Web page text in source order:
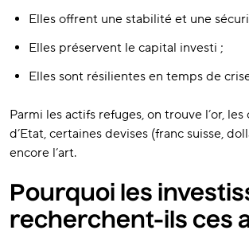
Elles offrent une stabilité et une
Elles préservent le capital investi ;
Elles sont résilientes en temps de
Parmi les actifs refuges, on trouve l’or,
d’Etat, certaines devises (franc suisse,
encore l’art.
Pourquoi les
recherchent-ils ces